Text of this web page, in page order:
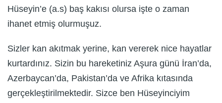
Hüseyin’e (a.s) baş kakısı olursa işte o zaman
ihanet etmiş olurmuşuz.
Sizler kan akıtmak yerine, kan vererek nice hayatlar
kurtardınız. Sizin bu hareketiniz Aşura günü İran’da,
Azerbaycan’da, Pakistan’da ve Afrika kıtasında
gerçekleştirilmektedir. Sizce ben Hüseyinciyim